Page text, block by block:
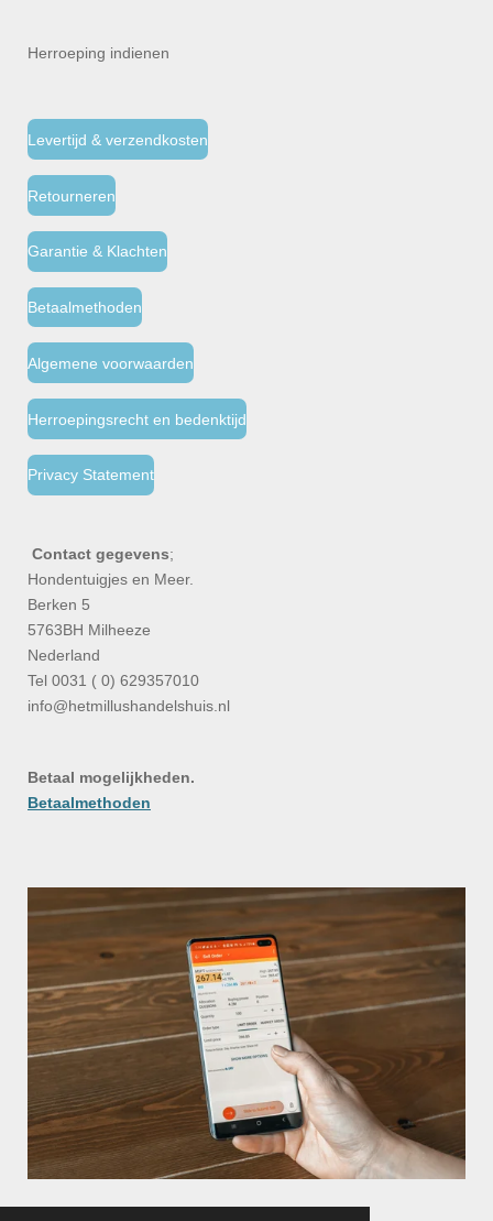
Herroeping indienen
Levertijd & verzendkosten
Retourneren
Garantie & Klachten
Betaalmethoden
Algemene voorwaarden
Herroepingsrecht en bedenktijd
Privacy Statement
Contact gegevens;
Hondentuigjes en Meer.
Berken 5
5763BH Milheeze
Nederland
Tel 0031 ( 0) 629357010
info@hetmillushandelshuis.nl
Betaal mogelijkheden.
Betaalmethoden